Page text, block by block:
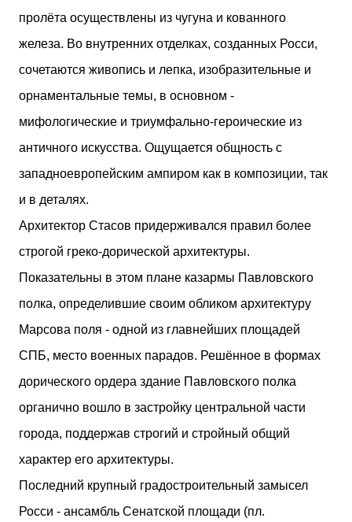
пролёта осуществлены из чугуна и кованного
железа. Во внутренних отделках, созданных Росси,
сочетаются живопись и лепка, изобразительные и
орнаментальные темы, в основном -
мифологические и триумфально-героические из
античного искусства. Ощущается общность с
западноевропейским ампиром как в композиции, так
и в деталях.
Архитектор Стасов придерживался правил более
строгой греко-дорической архитектуры.
Показательны в этом плане казармы Павловского
полка, определившие своим обликом архитектуру
Марсова поля - одной из главнейших площадей
СПБ, место военных парадов. Решённое в формах
дорического ордера здание Павловского полка
органично вошло в застройку центральной части
города, поддержав строгий и стройный общий
характер его архитектуры.
Последний крупный градостроительный замысел
Росси - ансамбль Сенатской площади (пл.